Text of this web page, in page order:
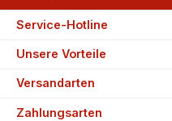
Service-Hotline
Unsere Vorteile
Versandarten
Zahlungsarten